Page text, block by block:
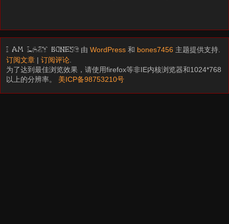
I am LAZY bones? 由WordPress 和 bones7456 主题提供支持.
订阅文章 |订阅评论
为了达到最佳浏览效果，请使用firefox等非IE内核浏览器和1024*768
以上的分辨率。 美ICP备98753210号